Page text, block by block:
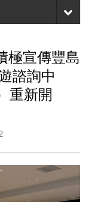
極宣傳豐島
諮詢中
重新開